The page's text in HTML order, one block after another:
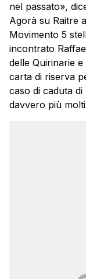
nel passato»,
Agorà su Raitre
Movimento 5
incontrato
delle Quirinarie
carta di riserva
caso di caduta
davvero più